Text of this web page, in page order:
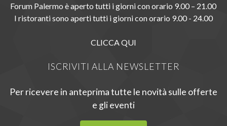
Forum Palermo è aperto tutti i giorni con orario 9.00 – 21.00
I ristoranti sono aperti tutti i giorni con orario 9.00 - 24.00
CLICCA QUI
ISCRIVITI ALLA NEWSLETTER
Per ricevere in anteprima tutte le novità sulle offerte
e gli eventi